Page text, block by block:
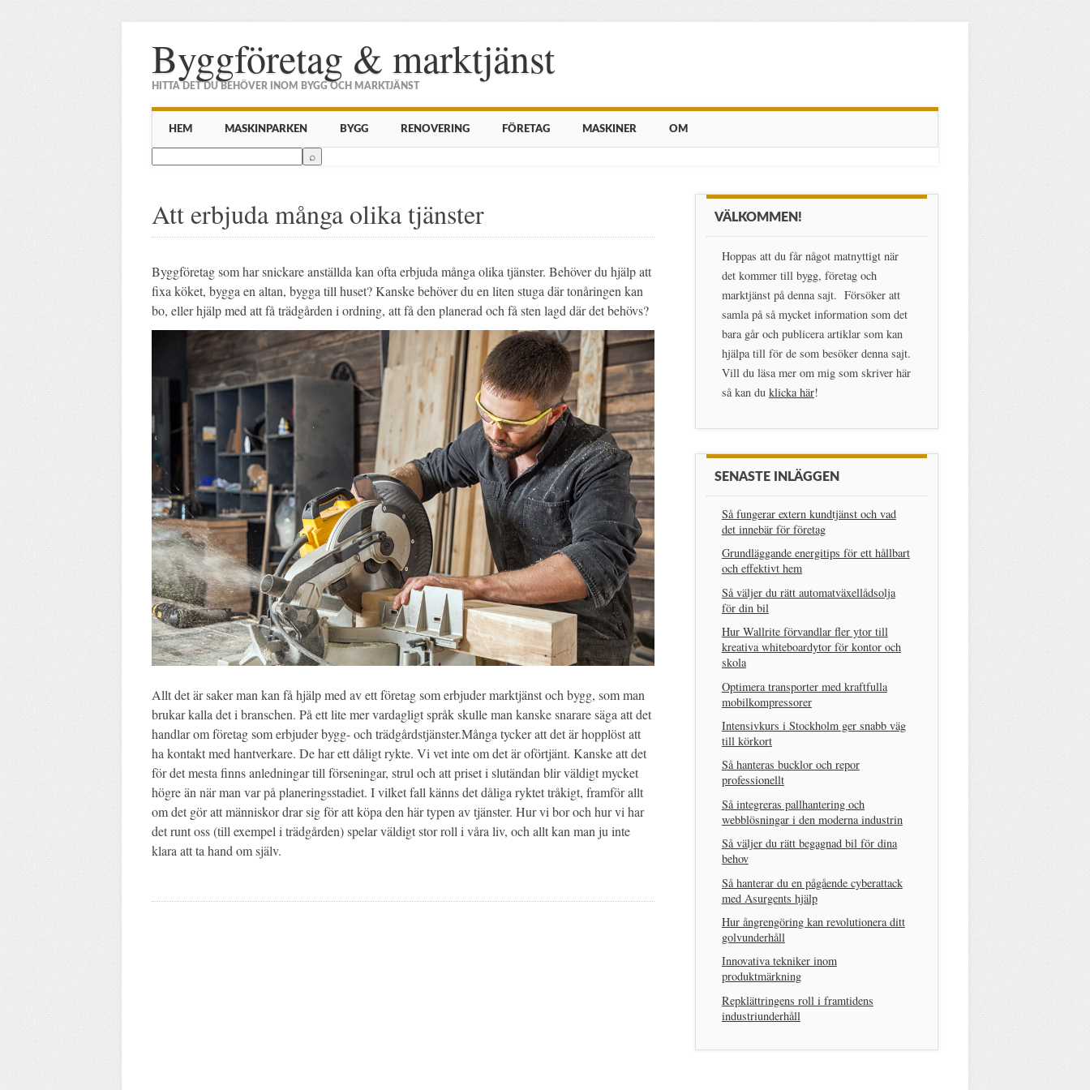
Byggföretag & marktjänst
HITTA DET DU BEHÖVER INOM BYGG OCH MARKTJÄNST
Main menu
Skip to content
HEM MASKINPARKEN BYGG RENOVERING FÖRETAG MASKINER OM
Att erbjuda många olika tjänster
Byggföretag som har snickare anställda kan ofta erbjuda många olika tjänster. Behöver du hjälp att
fixa köket, bygga en altan, bygga till huset? Kanske behöver du en liten stuga där tonåringen kan
bo, eller hjälp med att få trädgården i ordning, att få den planerad och få sten lagd där det behövs?
Allt det är saker man kan få hjälp med av ett företag som erbjuder marktjänst och bygg, som man
brukar kalla det i branschen. På ett lite mer vardagligt språk skulle man kanske snarare säga att det
handlar om företag som erbjuder bygg- och trädgårdstjänster.Många tycker att det är hopplöst att
ha kontakt med hantverkare. De har ett dåligt rykte. Vi vet inte om det är oförtjänt. Kanske att det
för det mesta finns anledningar till förseningar, strul och att priset i slutändan blir väldigt mycket
högre än när man var på planeringsstadiet. I vilket fall känns det dåliga ryktet tråkigt, framför allt
om det gör att människor drar sig för att köpa den här typen av tjänster. Hur vi bor och hur vi har
det runt oss (till exempel i trädgården) spelar väldigt stor roll i våra liv, och allt kan man ju inte
klara att ta hand om själv.
VÄLKOMMEN!
Hoppas att du får något matnyttigt när
det kommer till bygg, företag och
marktjänst på denna sajt. Försöker att
samla på så mycket information som det
bara går och publicera artiklar som kan
hjälpa till för de som besöker denna sajt.
Vill du läsa mer om mig som skriver här
så kan du klicka här!
SENASTE INLÄGGEN
Så fungerar extern kundtjänst och vad
det innebär för företag
Grundläggande energitips för ett hållbart
och effektivt hem
Så väljer du rätt automatväxellådsolja
för din bil
Hur Wallrite förvandlar fler ytor till
kreativa whiteboardytor för kontor och
skola
Optimera transporter med kraftfulla
mobilkompressorer
Intensivkurs i Stockholm ger snabb väg
till körkort
Så hanteras bucklor och repor
professionellt
Så integreras pallhantering och
webblösningar i den moderna industrin
Så väljer du rätt begagnad bil för dina
behov
Så hanterar du en pågående cyberattack
med Asurgents hjälp
Hur ångrengöring kan revolutionera ditt
golvunderhåll
Innovativa tekniker inom
produktmärkning
Repklättringens roll i framtidens
industriunderhåll